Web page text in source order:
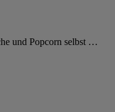
und Popcorn selbst …